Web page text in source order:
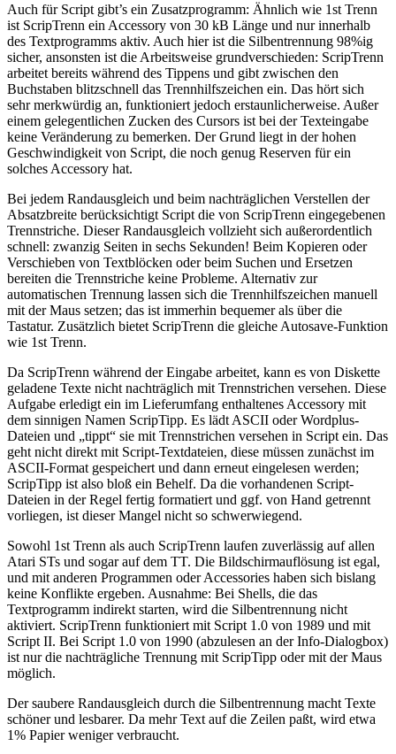
Auch für Script gibt’s ein Zusatzprogramm: Ähnlich wie 1st Trenn
ist ScripTrenn ein Accessory von 30 kB Länge und nur innerhalb
des Textprogramms aktiv. Auch hier ist die Silbentrennung 98%ig
sicher, ansonsten ist die Arbeitsweise grundverschieden: ScripTrenn
arbeitet bereits während des Tippens und gibt zwischen den
Buchstaben blitzschnell das Trennhilfszeichen ein. Das hört sich
sehr merkwürdig an, funktioniert jedoch erstaunlicherweise. Außer
einem gelegentlichen Zucken des Cursors ist bei der Texteingabe
keine Veränderung zu bemerken. Der Grund liegt in der hohen
Geschwindigkeit von Script, die noch genug Reserven für ein
solches Accessory hat.
Bei jedem Randausgleich und beim nachträglichen Verstellen der
Absatzbreite berücksichtigt Script die von ScripTrenn eingegebenen
Trennstriche. Dieser Randausgleich vollzieht sich außerordentlich
schnell: zwanzig Seiten in sechs Sekunden! Beim Kopieren oder
Verschieben von Textblöcken oder beim Suchen und Ersetzen
bereiten die Trennstriche keine Probleme. Alternativ zur
automatischen Trennung lassen sich die Trennhilfszeichen manuell
mit der Maus setzen; das ist immerhin bequemer als über die
Tastatur. Zusätzlich bietet ScripTrenn die gleiche Autosave-Funktion
wie 1st Trenn.
Da ScripTrenn während der Eingabe arbeitet, kann es von Diskette
geladene Texte nicht nachträglich mit Trennstrichen versehen. Diese
Aufgabe erledigt ein im Lieferumfang enthaltenes Accessory mit
dem sinnigen Namen ScripTipp. Es lädt ASCII oder Wordplus-
Dateien und „tippt“ sie mit Trennstrichen versehen in Script ein. Das
geht nicht direkt mit Script-Textdateien, diese müssen zunächst im
ASCII-Format gespeichert und dann erneut eingelesen werden;
ScripTipp ist also bloß ein Behelf. Da die vorhandenen Script-
Dateien in der Regel fertig formatiert und ggf. von Hand getrennt
vorliegen, ist dieser Mangel nicht so schwerwiegend.
Sowohl 1st Trenn als auch ScripTrenn laufen zuverlässig auf allen
Atari STs und sogar auf dem TT. Die Bildschirmauflösung ist egal,
und mit anderen Programmen oder Accessories haben sich bislang
keine Konflikte ergeben. Ausnahme: Bei Shells, die das
Textprogramm indirekt starten, wird die Silbentrennung nicht
aktiviert. ScripTrenn funktioniert mit Script 1.0 von 1989 und mit
Script II. Bei Script 1.0 von 1990 (abzulesen an der Info-Dialogbox)
ist nur die nachträgliche Trennung mit ScripTipp oder mit der Maus
möglich.
Der saubere Randausgleich durch die Silbentrennung macht Texte
schöner und lesbarer. Da mehr Text auf die Zeilen paßt, wird etwa
1% Papier weniger verbraucht.